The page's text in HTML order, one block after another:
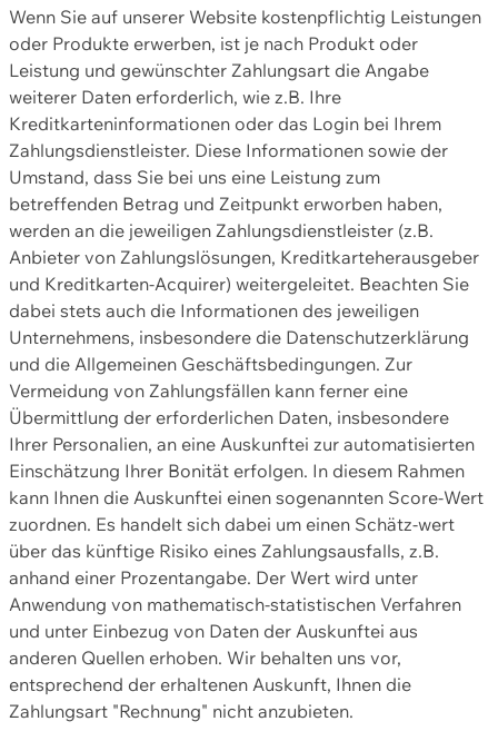
Wenn Sie auf unserer Website kostenpflichtig Leistungen
oder Produkte erwerben, ist je nach Produkt oder
Leistung und gewünschter Zahlungsart die Angabe
weiterer Daten erforderlich, wie z.B. Ihre
Kreditkarteninformationen oder das Login bei Ihrem
Zahlungsdienstleister. Diese Informationen sowie der
Umstand, dass Sie bei uns eine Leistung zum
betreffenden Betrag und Zeitpunkt erworben haben,
werden an die jeweiligen Zahlungsdienstleister (z.B.
Anbieter von Zahlungslösungen, Kreditkarteherausgeber
und Kreditkarten-Acquirer) weitergeleitet. Beachten Sie
dabei stets auch die Informationen des jeweiligen
Unternehmens, insbesondere die Datenschutzerklärung
und die Allgemeinen Geschäftsbedingungen. Zur
Vermeidung von Zahlungsfällen kann ferner eine
Übermittlung der erforderlichen Daten, insbesondere
Ihrer Personalien, an eine Auskunftei zur automatisierten
Einschätzung Ihrer Bonität erfolgen. In diesem Rahmen
kann Ihnen die Auskunftei einen sogenannten Score-Wert
zuordnen. Es handelt sich dabei um einen Schätz-wert
über das künftige Risiko eines Zahlungsausfalls, z.B.
anhand einer Prozentangabe. Der Wert wird unter
Anwendung von mathematisch-statistischen Verfahren
und unter Einbezug von Daten der Auskunftei aus
anderen Quellen erhoben. Wir behalten uns vor,
entsprechend der erhaltenen Auskunft, Ihnen die
Zahlungsart "Rechnung" nicht anzubieten.